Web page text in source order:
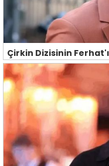
Çirkin Dizisinin